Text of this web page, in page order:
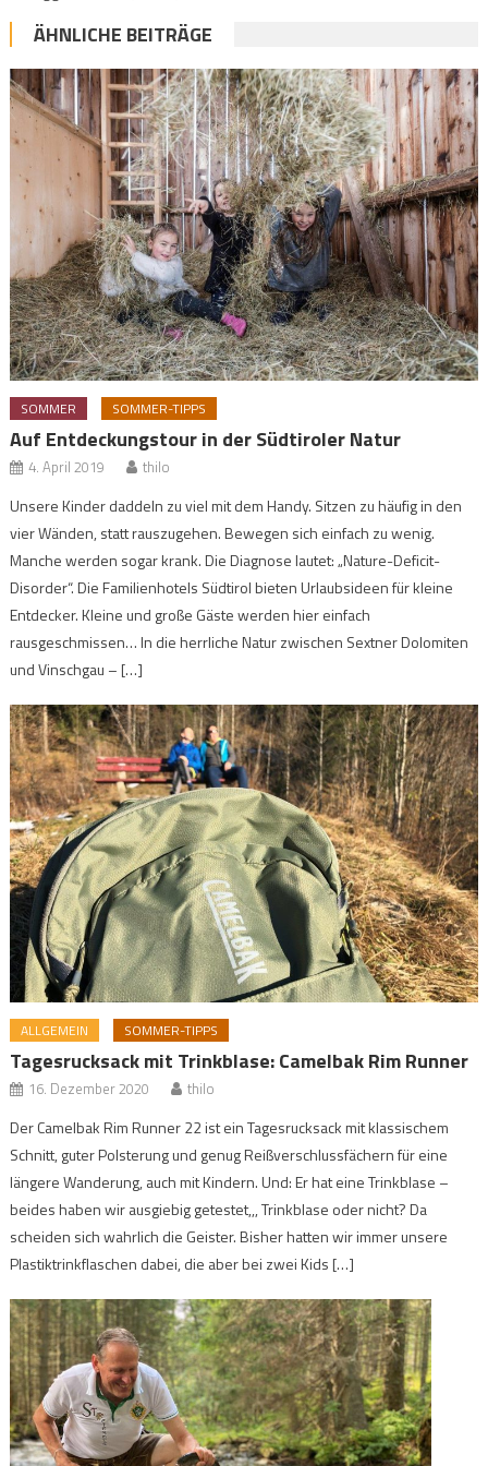
ÄHNLICHE BEITRÄGE
SOMMER SOMMER-TIPPS
Auf Entdeckungstour in der Südtiroler Natur
4. April 2019 thilo
Unsere Kinder daddeln zu viel mit dem Handy. Sitzen zu häufig in den
vier Wänden, statt rauszugehen. Bewegen sich einfach zu wenig.
Manche werden sogar krank. Die Diagnose lautet: „Nature-Deficit-
Disorder“. Die Familienhotels Südtirol bieten Urlaubsideen für kleine
Entdecker. Kleine und große Gäste werden hier einfach
rausgeschmissen… In die herrliche Natur zwischen Sextner Dolomiten
und Vinschgau – […]
ALLGEMEIN SOMMER-TIPPS
Tagesrucksack mit Trinkblase: Camelbak Rim Runner
16. Dezember 2020 thilo
Der Camelbak Rim Runner 22 ist ein Tagesrucksack mit klassischem
Schnitt, guter Polsterung und genug Reißverschlussfächern für eine
längere Wanderung, auch mit Kindern. Und: Er hat eine Trinkblase –
beides haben wir ausgiebig getestet,,, Trinkblase oder nicht? Da
scheiden sich wahrlich die Geister. Bisher hatten wir immer unsere
Plastiktrinkflaschen dabei, die aber bei zwei Kids […]